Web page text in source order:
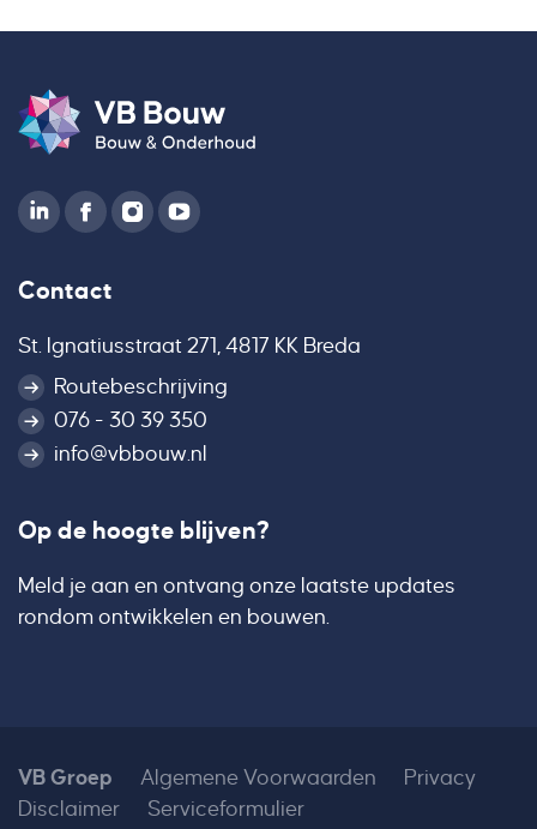
Contact
St. Ignatiusstraat 271, 4817 KK Breda
Routebeschrijving
076 - 30 39 350
info@vbbouw.nl
Op de hoogte blijven?
Meld je aan en ontvang onze laatste updates
rondom ontwikkelen en bouwen.
VB Groep Algemene Voorwaarden
Privacy
Disclaimer
Serviceformulier